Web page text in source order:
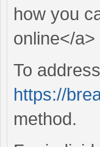
how you
online</
To
https://
method.